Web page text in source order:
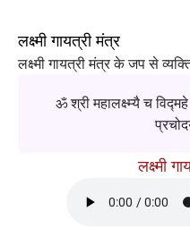
लक्ष्मी गायत्री मंत्र
लक्ष्मी गायत्री मंत्र के जप से
ॐ श्री महालक्ष्म्यै च विद्महे
लक्ष्मी